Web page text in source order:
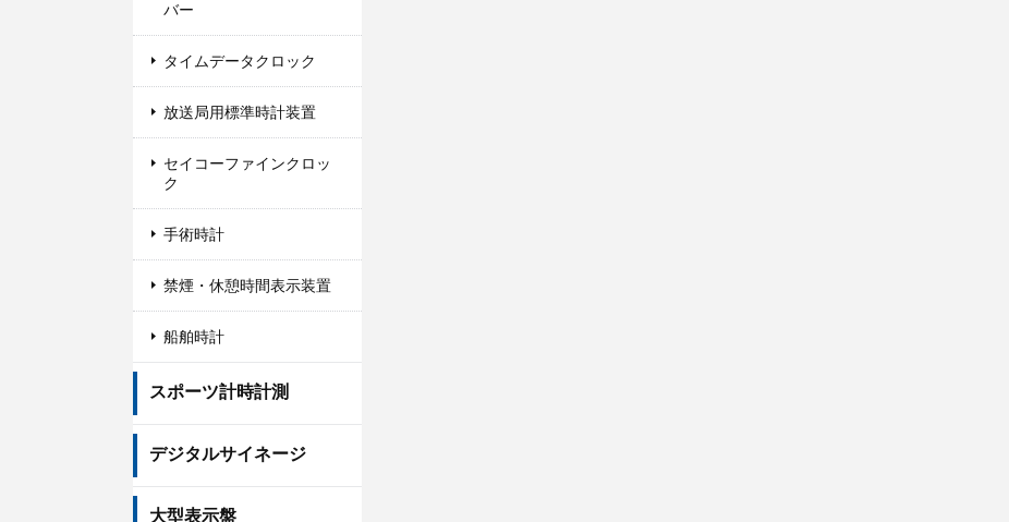
バー
タイムデータクロック
放送局用標準時計装置
セイコーファインクロッ
ク
手術時計
禁煙・休憩時間表示装置
船舶時計
スポーツ計時計測
デジタルサイネージ
大型表示盤